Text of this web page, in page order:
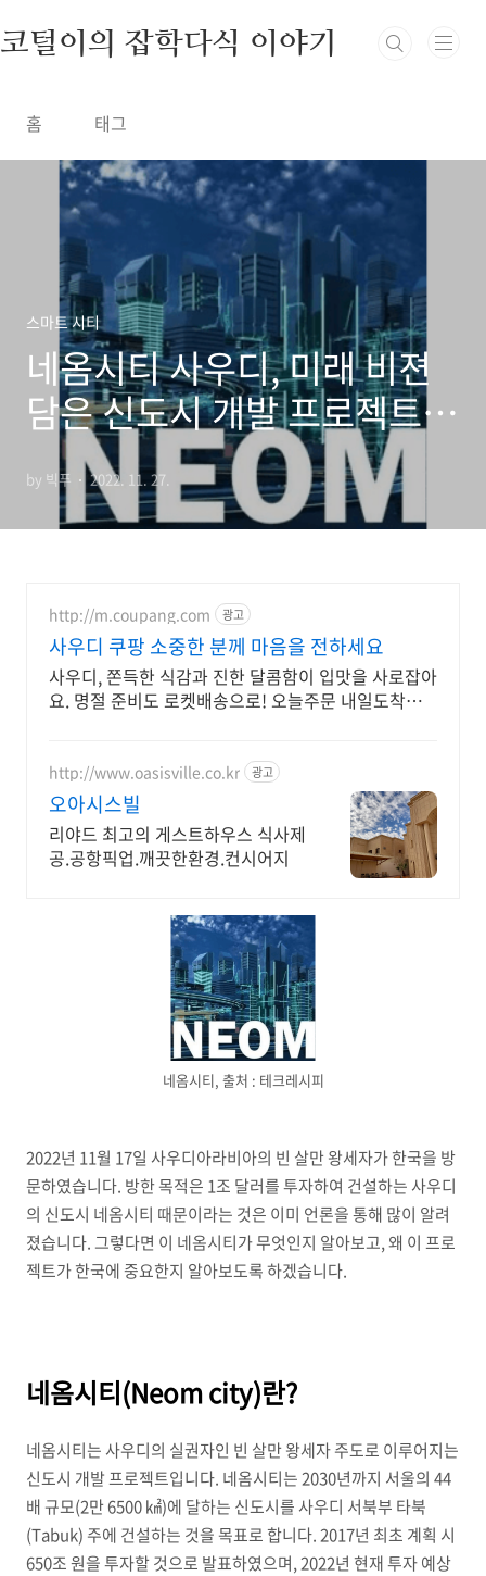
코털이의 잡학다식 이야기
홈 태그
스마트 시티
네옴시티 사우디, 미래 비젼
담은 신도시 개발 프로젝트가
한국에 중요한 이유
by 빅푸 2022. 11. 27.
http://m.coupang.com 광고
사우디 쿠팡 소중한 분께 마음을 전하세요
사우디, 쫀득한 식감과 진한 달콤함이 입맛을 사로잡아
요. 명절 준비도 로켓배송으로! 오늘주문 내일도착으
http://www.oasisville.co.kr 광고
오아시스빌
리야드 최고의 게스트하우스 식사제
공.공항픽업.깨끗한환경.컨시어지
네옴시티, 출처 : 테크레시피
2022년 11월 17일 사우디아라비아의 빈 살만 왕세자가 한국을 방
문하였습니다. 방한 목적은 1조 달러를 투자하여 건설하는 사우디
의 신도시 네옴시티 때문이라는 것은 이미 언론을 통해 많이 알려
졌습니다. 그렇다면 이 네옴시티가 무엇인지 알아보고, 왜 이 프로
젝트가 한국에 중요한지 알아보도록 하겠습니다.
네옴시티(Neom city)란?
네옴시티는 사우디의 실권자인 빈 살만 왕세자 주도로 이루어지는
신도시 개발 프로젝트입니다. 네옴시티는 2030년까지 서울의 44
배 규모(2만 6500 ㎢)에 달하는 신도시를 사우디 서북부 타북
(Tabuk) 주에 건설하는 것을 목표로 합니다. 2017년 최초 계획 시
650조 원을 투자할 것으로 발표하였으며, 2022년 현재 투자 예상